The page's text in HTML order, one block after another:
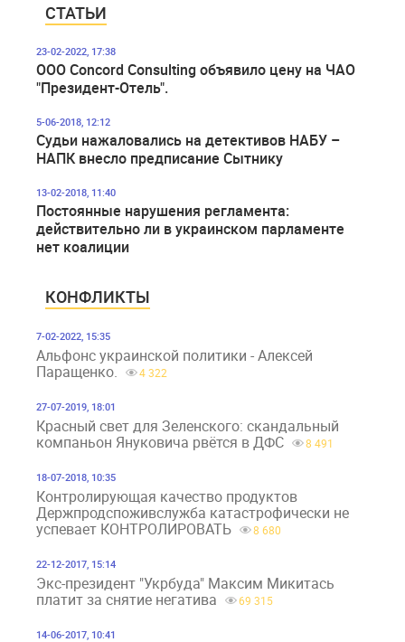
СТАТЬИ
23-02-2022, 17:38
ООО Concord Consulting объявило цену на ЧАО
"Президент-Отель".
5-06-2018, 12:12
Судьи нажаловались на детективов НАБУ –
НАПК внесло предписание Сытнику
13-02-2018, 11:40
Постоянные нарушения регламента:
действительно ли в украинском парламенте
нет коалиции
КОНФЛИКТЫ
7-02-2022, 15:35
Альфонс украинской политики - Алексей
Паращенко.
4 322
27-07-2019, 18:01
Красный свет для Зеленского: скандальный
компаньон Януковича рвётся в ДФС
8 491
18-07-2018, 10:35
Контролирующая качество продуктов
Держпродспоживслужба катастрофически не
успевает КОНТРОЛИРОВАТЬ
8 680
22-12-2017, 15:14
Экс-президент "Укрбуда" Максим Микитась
платит за снятие негатива
69 315
14-06-2017, 10:41